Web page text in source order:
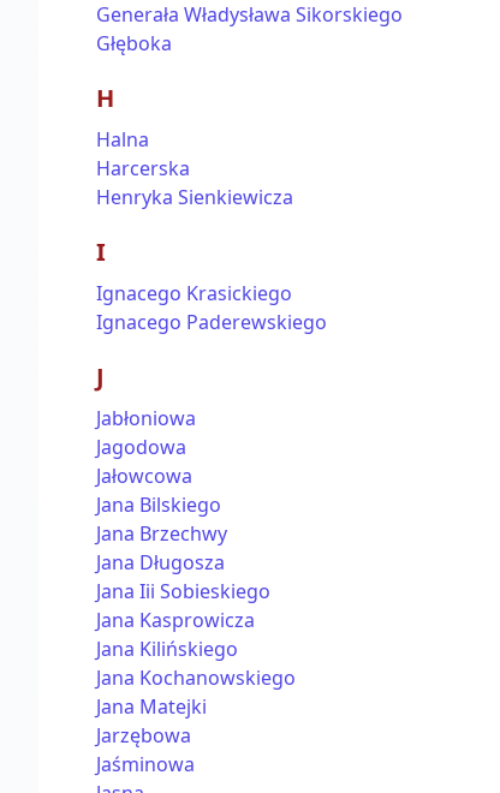
Generała Władysława Sikorskiego
Głęboka
H
Halna
Harcerska
Henryka Sienkiewicza
I
Ignacego Krasickiego
Ignacego Paderewskiego
J
Jabłoniowa
Jagodowa
Jałowcowa
Jana Bilskiego
Jana Brzechwy
Jana Długosza
Jana Iii Sobieskiego
Jana Kasprowicza
Jana Kilińskiego
Jana Kochanowskiego
Jana Matejki
Jarzębowa
Jaśminowa